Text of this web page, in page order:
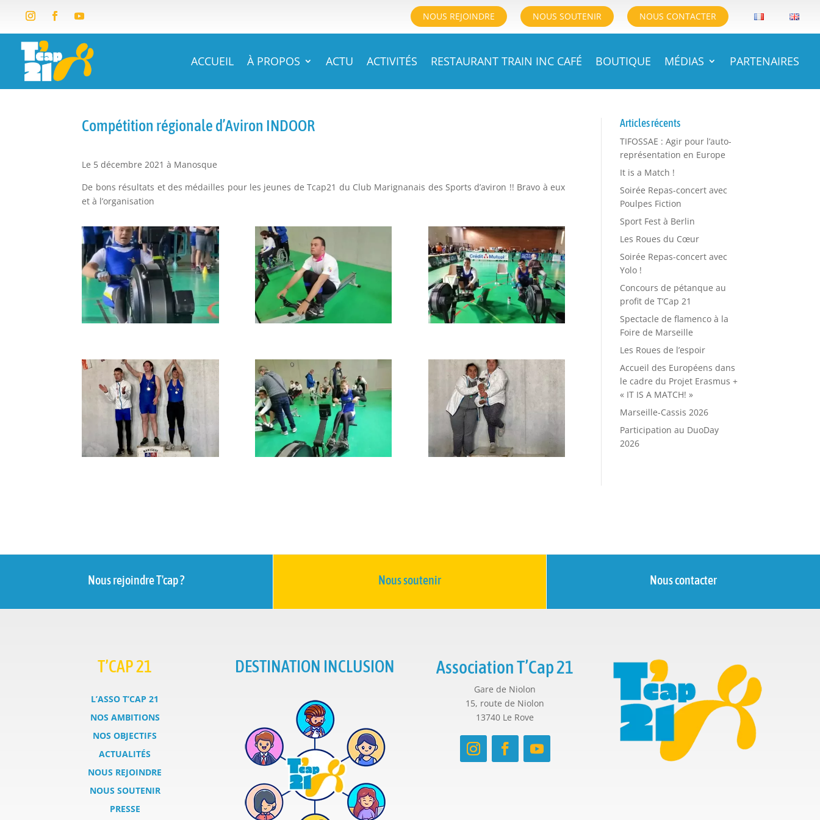
NOUS REJOINDRE NOUS SOUTENIR NOUS CONTACTER
ACCUEIL À PROPOS ACTU ACTIVITÉS RESTAURANT TRAIN INC CAFÉ BOUTIQUE MÉDIAS PARTENAIRES
Compétition régionale d’Aviron INDOOR
Le 5 décembre 2021 à Manosque
De bons résultats et des médailles pour les jeunes de Tcap21 du Club Marignanais des Sports d’aviron !! Bravo à eux
et à l’organisation
Articles récents
TIFOSSAE : Agir pour l’auto-
représentation en Europe
It is a Match !
Soirée Repas-concert avec
Poulpes Fiction
Sport Fest à Berlin
Les Roues du Cœur
Soirée Repas-concert avec
Yolo !
Concours de pétanque au
profit de T’Cap 21
Spectacle de flamenco à la
Foire de Marseille
Les Roues de l’espoir
Accueil des Européens dans
le cadre du Projet Erasmus +
« IT IS A MATCH! »
Marseille-Cassis 2026
Participation au DuoDay
2026
Nous rejoindre T'cap ? Nous soutenir Nous contacter
T’CAP 21
L’ASSO T’CAP 21
NOS AMBITIONS
NOS OBJECTIFS
ACTUALITÉS
NOUS REJOINDRE
NOUS SOUTENIR
PRESSE
DESTINATION INCLUSION Association T’Cap 21
Gare de Niolon
15, route de Niolon
13740 Le Rove